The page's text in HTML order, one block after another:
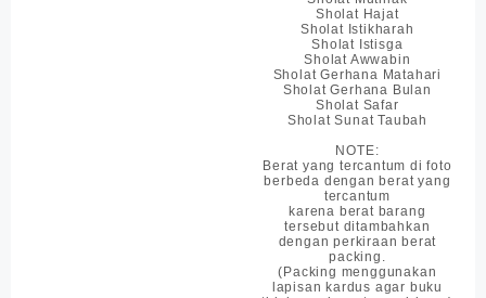
Sholat Hajat
Sholat Istikharah
Sholat Istisga
Sholat Awwabin
Sholat Gerhana Matahari
Sholat Gerhana Bulan
Sholat Safar
Sholat Sunat Taubah
NOTE:
Berat yang tercantum di foto
berbeda dengan berat yang
tercantum
karena berat barang
tersebut ditambahkan
dengan perkiraan berat
packing.
(Packing menggunakan
lapisan kardus agar buku